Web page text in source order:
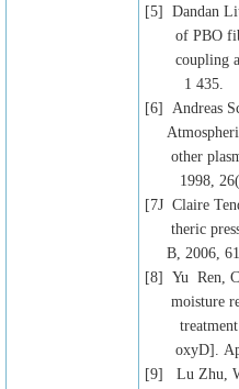
[5] Dandan
of PBO
coupling
1 435.
[6] Andreas
other
1998,
[7J Claire
theric
B, 2006,
[8] Yu Ren,
moisture
treatment
oxyD].
[9] Lu Zhu,